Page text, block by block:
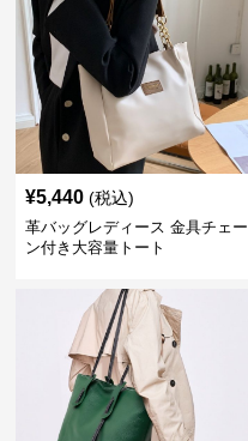
¥5,440 (税込)
革バッグレディース 金具チェー
ン付き大容量トート